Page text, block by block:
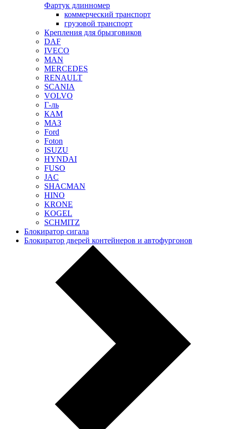
Фартук длинномер
коммерческий транспорт
грузовой транспорт
Крепления для брызговиков
DAF
IVECO
MAN
MERCEDES
RENAULT
SCANIA
VOLVO
Г-ль
КАМ
МАЗ
Ford
Foton
ISUZU
HYNDAI
FUSO
JAC
SHACMAN
HINO
KRONE
KOGEL
SCHMITZ
Блокиратор сигала
Блокиратор дверей контейнеров и автофургонов